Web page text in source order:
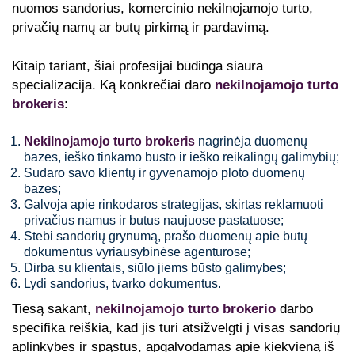
nuomos sandorius, komercinio nekilnojamojo turto,
privačių namų ar butų pirkimą ir pardavimą.
Kitaip tariant, šiai profesijai būdinga siaura
specializacija. Ką konkrečiai daro nekilnojamojo turto
brokeris:
Nekilnojamojo turto brokeris nagrinėja duomenų
bazes, ieško tinkamo būsto ir ieško reikalingų galimybių;
Sudaro savo klientų ir gyvenamojo ploto duomenų
bazes;
Galvoja apie rinkodaros strategijas, skirtas reklamuoti
privačius namus ir butus naujuose pastatuose;
Stebi sandorių grynumą, prašo duomenų apie butų
dokumentus vyriausybinėse agentūrose;
Dirba su klientais, siūlo jiems būsto galimybes;
Lydi sandorius, tvarko dokumentus.
Tiesą sakant, nekilnojamojo turto brokerio darbo
specifika reiškia, kad jis turi atsižvelgti į visas sandorių
aplinkybes ir spąstus, apgalvodamas apie kiekvieną iš